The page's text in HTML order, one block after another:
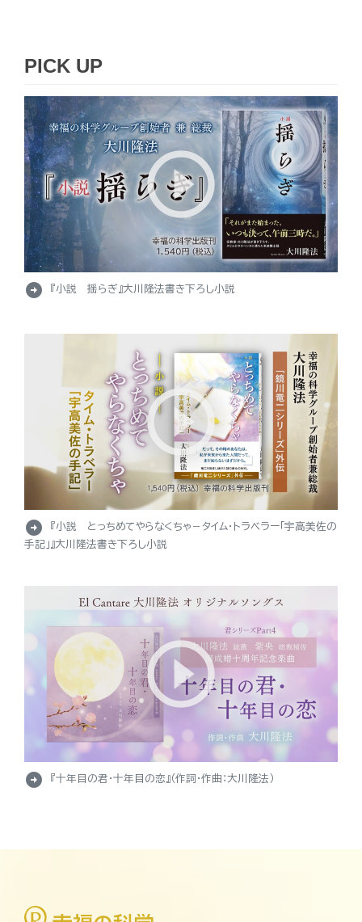
PICK UP
arrow_circle_right 『小説 揺らぎ』大川隆法書き下ろし小説
arrow_circle_right
『小説 とっちめてやらなくちゃ－タイム・トラベラー「宇高美佐の
手記」』大川隆法書き下ろし小説
arrow_circle_right 『十年目の君・十年目の恋』（作詞・作曲：大川隆法）